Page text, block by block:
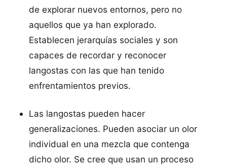
de explorar nuevos entornos, pero no
aquellos que ya han explorado.
Establecen jerarquí­as sociales y son
capaces de recordar y reconocer
langostas con las que han tenido
enfrentamientos previos.
Las langostas pueden hacer
generalizaciones. Pueden asociar un olor
individual en una mezcla que contenga
dicho olor. Se cree que usan un proceso